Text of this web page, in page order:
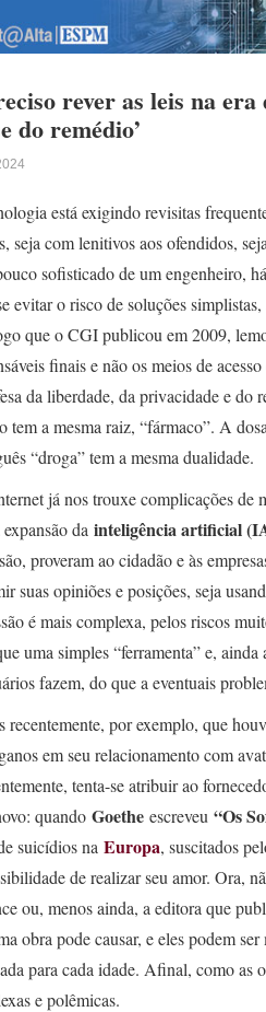
rever as leis na
do remédio’
está exigindo revisitas
seja com lenitivos aos ofendidos,
sofisticado de um engenheiro,
evitar o risco de soluções
que o CGI publicou em 2009,
finais e não os meios de
da liberdade, da privacidade e do
tem a mesma raiz, “fármaco”. A
“droga” tem a mesma dualidade.
já nos trouxe complicações de
da inteligência artificial
proveram ao cidadão e às
suas opiniões e posições, seja
é mais complexa, pelos riscos
uma simples “ferramenta” e,
fazem, do que a eventuais
recentemente, por exemplo, que
em seu relacionamento com
tenta-se atribuir ao
quando Goethe escreveu “Os
suicídios na Europa, suscitados
de realizar seu amor. Ora,
ou, menos ainda, a editora que
obra pode causar, e eles podem
para cada idade. Afinal, como as
e polêmicas.